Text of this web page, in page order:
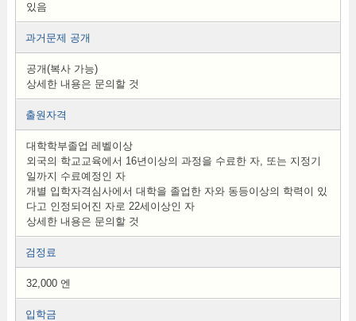
있음
과거문제 공개
공개(복사 가능)
상세한 내용은 문의할 것
출원자격
대학학부졸업 레벨이상
외국의 학교교육에서 16년이상의 과정을 수료한 자, 또는 지정기
일까지 수료예정인 자
개별 입학자격심사에서 대학을 졸업한 자와 동등이상의 학력이 있
다고 인정되어진 자로 22세이상인 자
상세한 내용은 문의할 것
검정료
32,000 엔
입학금